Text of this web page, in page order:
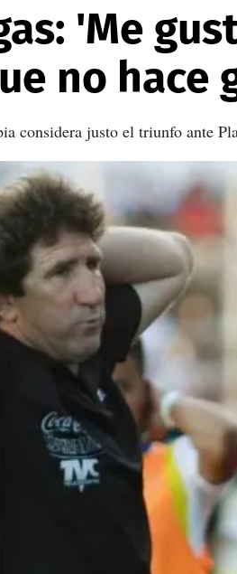
'Me
no hace
considera justo el triunfo ante